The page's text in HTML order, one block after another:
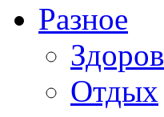
Разное
Отдых